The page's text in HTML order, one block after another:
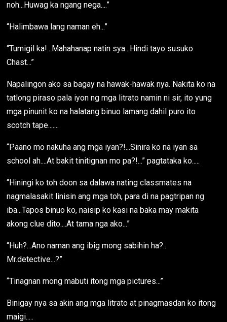
noh...Huwag ka ngang nega....”
“Halimbawa lang naman eh...”
“Tumigil ka!...Mahahanap natin sya...Hindi tayo susuko
Chast...”
Napalingon ako sa bagay na hawak-hawak nya. Nakita ko na
tatlong piraso pala iyon ng mga litrato namin ni sir, ito yung
mga pinunit ko na halatang binuo lamang dahil puro ito
scotch tape.......
“Paano mo nakuha ang mga iyan?!...Sinira ko na iyan sa
school ah....At bakit tinitignan mo pa?!...” pagtataka ko.....
“Hiningi ko toh doon sa dalawa nating classmates na
nagmalasakit linisin ang mga toh, para di na pagtripan ng
iba...Tapos binuo ko, naisip ko kasi na baka may makita
akong clue dito....At tama nga ako...”
“Huh?...Ano naman ang ibig mong sabihin ha?..
Mr.detective...?”
“Tinagnan mong mabuti itong mga pictures...”
Binigay nya sa akin ang mga litrato at pinagmasdan ko itong
maigi.....